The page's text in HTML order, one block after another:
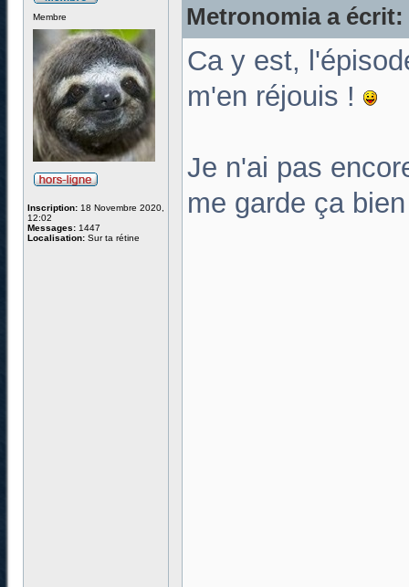
Membre
Inscription: 18 Novembre 2020,
12:02
Messages: 1447
Localisation: Sur ta rétine
Metronomia a écrit:
Ca y est,
m'en réjouis !
Je n'ai pas
me garde ça